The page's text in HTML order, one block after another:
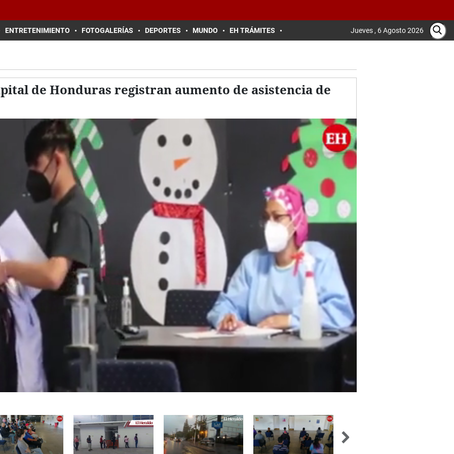
ENTRETENIMIENTO FOTOGALERÍAS DEPORTES MUNDO EH TRÁMITES Jueves , 6 Agosto 2026
de Honduras registran aumento de asistencia de